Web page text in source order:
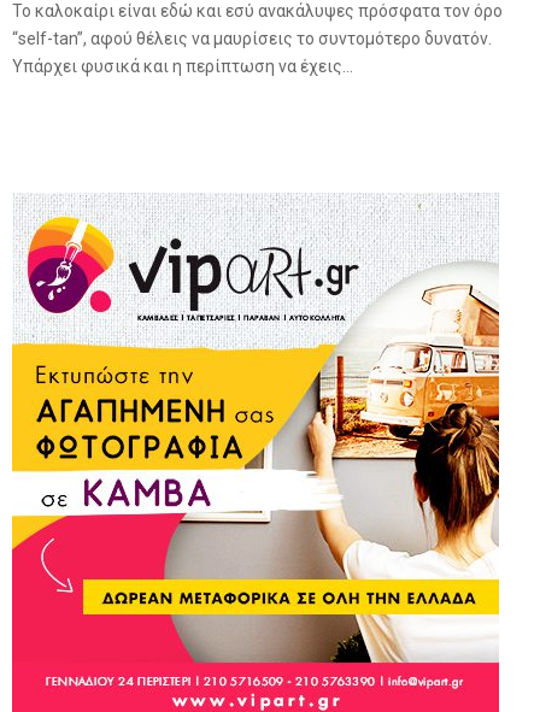
Το καλοκαίρι είναι εδώ και εσύ ανακάλυψες πρόσφατα τον όρο
“self-tan”, αφού θέλεις να μαυρίσεις το συντομότερο δυνατόν.
Υπάρχει φυσικά και η περίπτωση να έχεις...